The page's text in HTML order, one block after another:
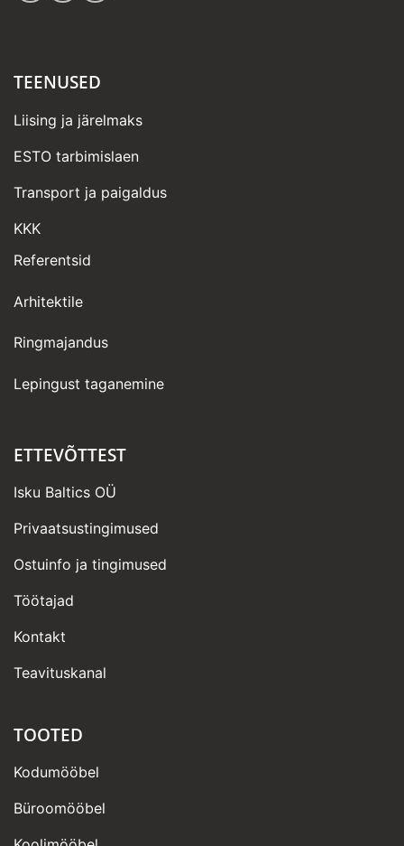
TEENUSED
Liising ja järelmaks
ESTO tarbimislaen
Transport ja paigaldus
KKK
Referentsid
Arhitektile
Ringmajandus
Lepingust taganemine
ETTEVÕTTEST
Isku Baltics OÜ
Privaatsustingimused
Ostuinfo ja tingimused
Töötajad
Kontakt
Teavituskanal
TOOTED
Kodumööbel
Büroomööbel